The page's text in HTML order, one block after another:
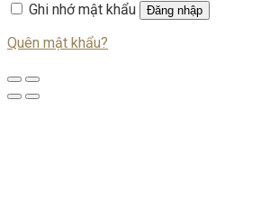
Ghi nhớ mật khẩu
Đăng nhập
Quên mật khẩu?